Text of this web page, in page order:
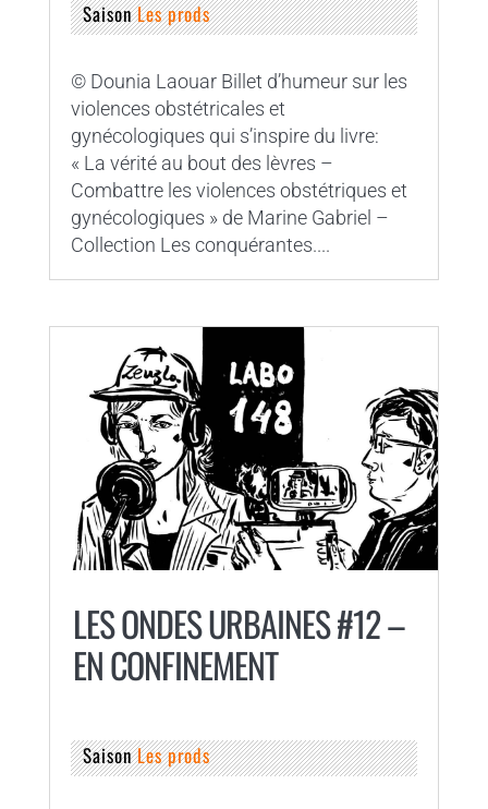
SaisonLes prods
© Dounia Laouar Billet d’humeur sur les
violences obstétricales et
gynécologiques qui s’inspire du livre:
« La vérité au bout des lèvres –
Combattre les violences obstétriques et
gynécologiques » de Marine Gabriel –
Collection Les conquérantes....
LES ONDES URBAINES #12 –
EN CONFINEMENT
SaisonLes prods